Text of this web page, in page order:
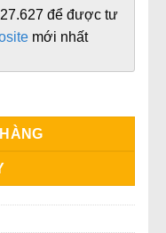
để được tư
mới nhất